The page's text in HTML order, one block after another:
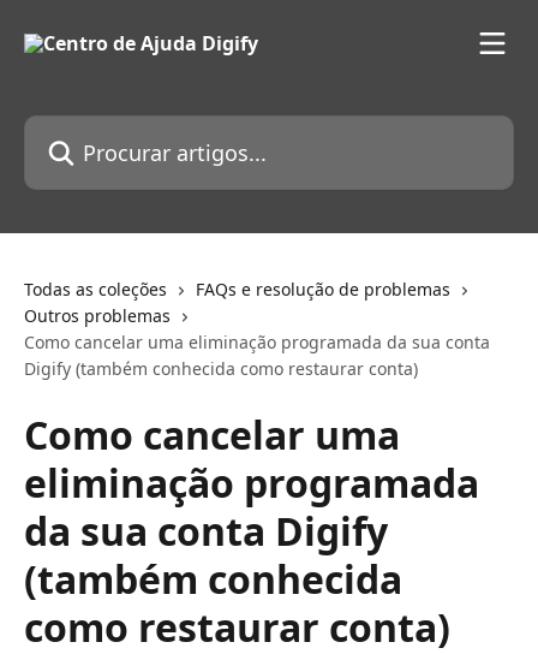
Procurar artigos...
Todas as coleções
FAQs e resolução de problemas
Outros problemas
Como cancelar uma eliminação programada da sua conta
Digify (também conhecida como restaurar conta)
Como cancelar uma
eliminação programada
da sua conta Digify
(também conhecida
como restaurar conta)